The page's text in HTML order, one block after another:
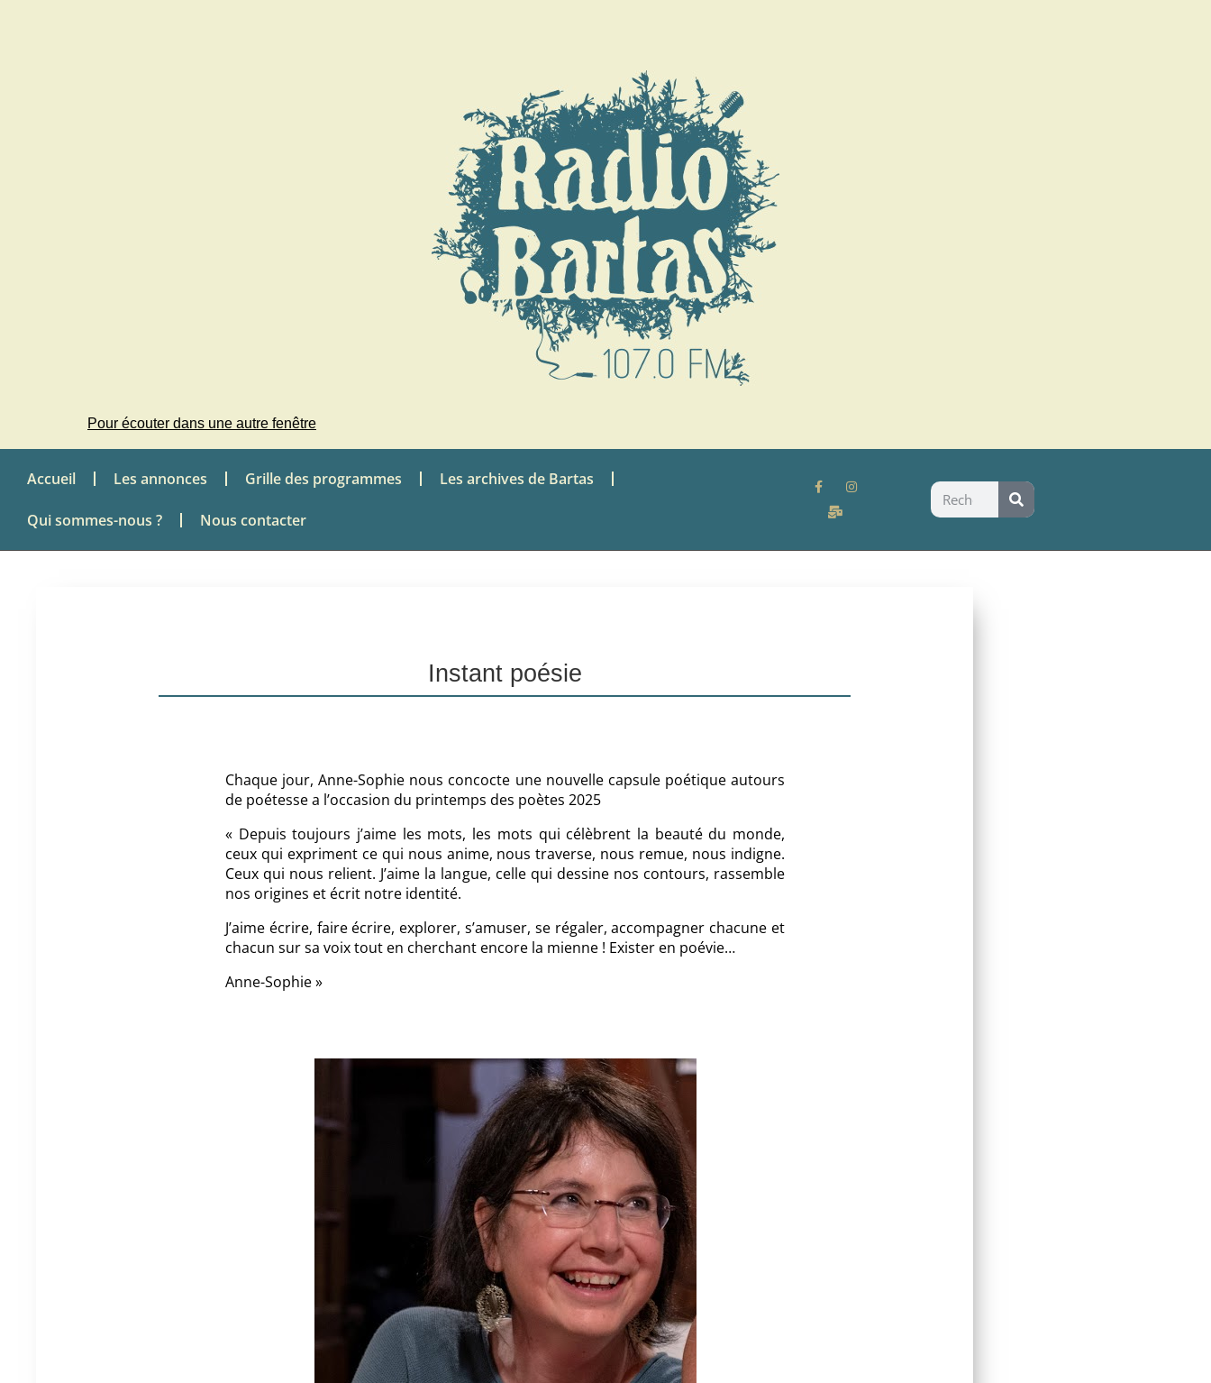
Pour écouter dans une autre fenêtre
Accueil Les annonces Grille des programmes Les archives de Bartas
Qui sommes-nous ? Nous contacter
Instant poésie
Chaque jour, Anne-Sophie nous concocte une nouvelle capsule poétique autours
de poétesse a l’occasion du printemps des poètes 2025
« Depuis toujours j’aime les mots, les mots qui célèbrent la beauté du monde,
ceux qui expriment ce qui nous anime, nous traverse, nous remue, nous indigne.
Ceux qui nous relient. J’aime la langue, celle qui dessine nos contours, rassemble
nos origines et écrit notre identité.
J’aime écrire, faire écrire, explorer, s’amuser, se régaler, accompagner chacune et
chacun sur sa voix tout en cherchant encore la mienne ! Exister en poévie…
Anne-Sophie »